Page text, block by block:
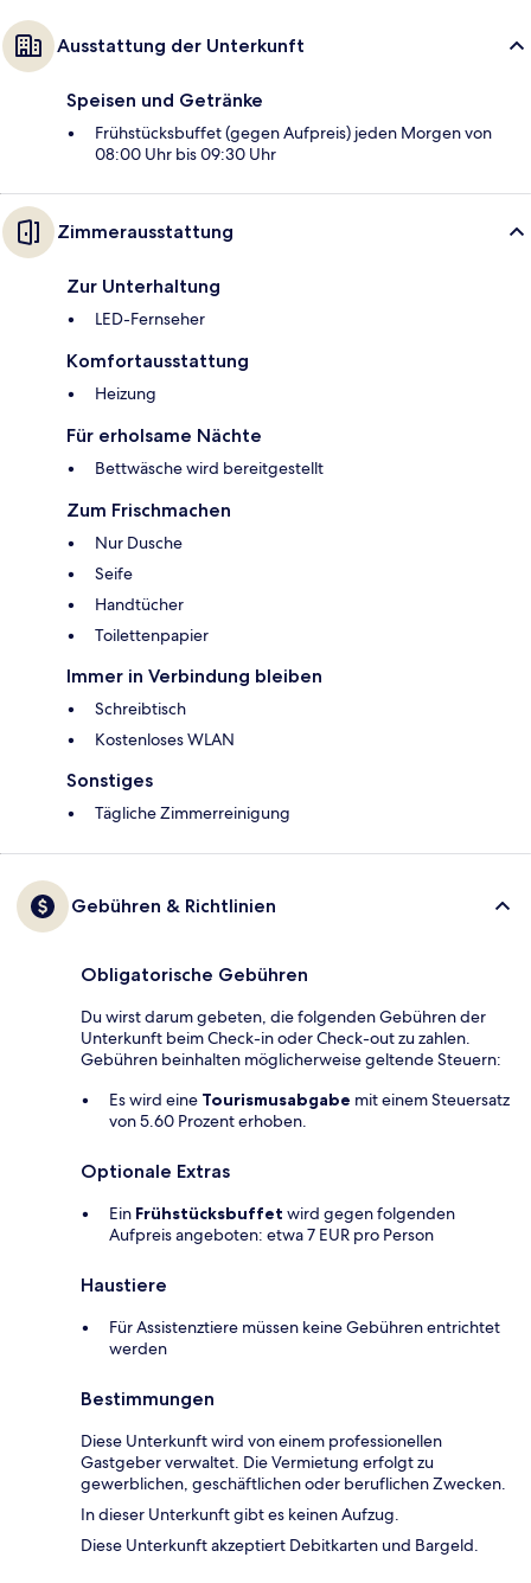
Ausstattung der Unterkunft
Speisen und Getränke
Frühstücksbuffet (gegen Aufpreis) jeden Morgen von
08:00 Uhr bis 09:30 Uhr
Zimmerausstattung
Zur Unterhaltung
LED-Fernseher
Komfortausstattung
Heizung
Für erholsame Nächte
Bettwäsche wird bereitgestellt
Zum Frischmachen
Nur Dusche
Seife
Handtücher
Toilettenpapier
Immer in Verbindung bleiben
Schreibtisch
Kostenloses WLAN
Sonstiges
Tägliche Zimmerreinigung
Gebühren & Richtlinien
Obligatorische Gebühren
Du wirst darum gebeten, die folgenden Gebühren der
Unterkunft beim Check-in oder Check-out zu zahlen.
Gebühren beinhalten möglicherweise geltende Steuern:
Es wird eine Tourismusabgabe mit einem Steuersatz
von 5.60 Prozent erhoben.
Optionale Extras
Ein Frühstücksbuffet wird gegen folgenden
Aufpreis angeboten: etwa 7 EUR pro Person
Haustiere
Für Assistenztiere müssen keine Gebühren entrichtet
werden
Bestimmungen
Diese Unterkunft wird von einem professionellen
Gastgeber verwaltet. Die Vermietung erfolgt zu
gewerblichen, geschäftlichen oder beruflichen Zwecken.
In dieser Unterkunft gibt es keinen Aufzug.
Diese Unterkunft akzeptiert Debitkarten und Bargeld.